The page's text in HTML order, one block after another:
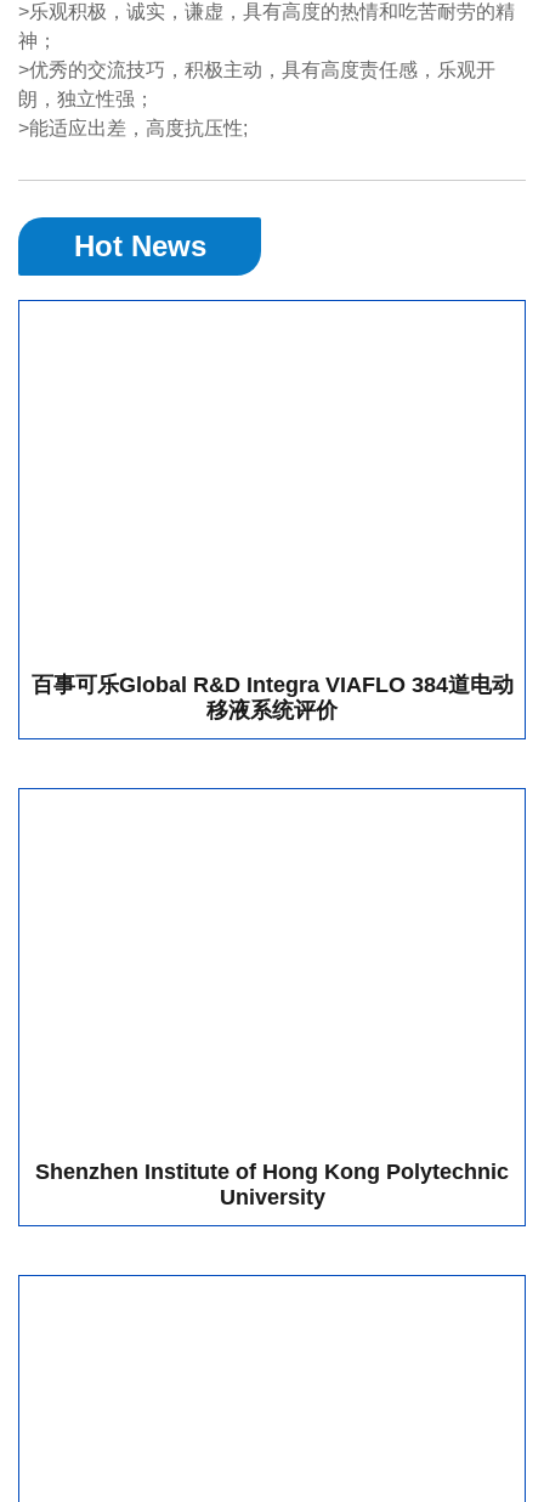
>乐观积极，诚实，谦虚，具有高度的热情和吃苦耐劳的精
神；
>优秀的交流技巧，积极主动，具有高度责任感，乐观开
朗，独立性强；
>能适应出差，高度抗压性;
Hot News